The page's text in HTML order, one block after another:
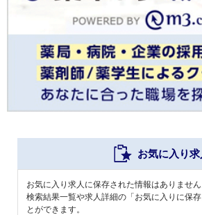
お気に入り求
お気に入り求人に保存された情報はありません
検索結果一覧や求人詳細の「お気に入りに保
とができます。